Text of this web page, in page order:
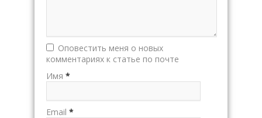
Оповестить меня о новых
комментариях к статье по почте
Имя *
Email *